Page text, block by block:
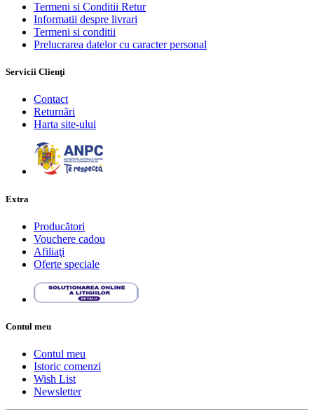
Termeni si Conditii Retur
Informatii despre livrari
Termeni si conditii
Prelucrarea datelor cu caracter personal
Servicii Clienţi
Contact
Returnări
Harta site-ului
Extra
Producători
Vouchere cadou
Afiliaţi
Oferte speciale
Contul meu
Contul meu
Istoric comenzi
Wish List
Newsletter